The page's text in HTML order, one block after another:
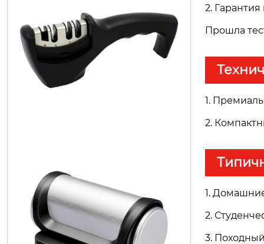
H1122S
2.
Прошла
1.
2.
1.
2.
3.